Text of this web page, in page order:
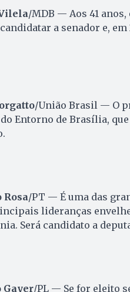
/MDB — Aos 41
a senador e,
/União Brasil — O
Entorno de Brasília,
Rosa/PT — É uma das
lideranças
Será candidato a
Gayer/PL — Se for eleito